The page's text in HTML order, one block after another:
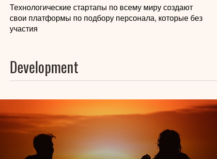
Технологические стартапы по всему миру создают
свои платформы по подбору персонала, которые без
участия
Development